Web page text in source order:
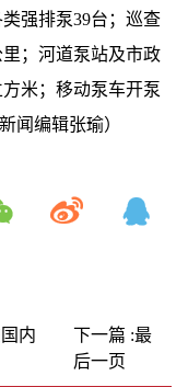
强排泵39台；巡查
；河道泵站及市政
米；移动泵车开泵
闻编辑张瑜）
内
下一篇 :最
后一页